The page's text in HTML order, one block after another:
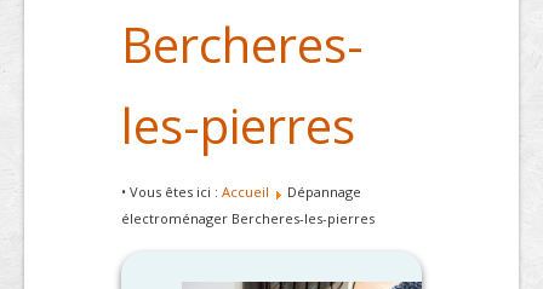
Bercheres-
les-pierres
• Vous êtes ici : Accueil
Dépannage
électroménager Bercheres-les-pierres